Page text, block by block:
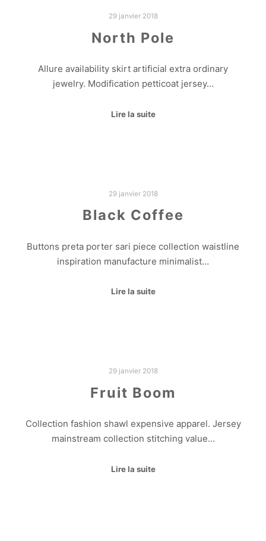
29 janvier 2018
North Pole
Allure availability skirt artificial extra ordinary
jewelry. Modification petticoat jersey…
Lire la suite
29 janvier 2018
Black Coffee
Buttons preta porter sari piece collection waistline
inspiration manufacture minimalist…
Lire la suite
29 janvier 2018
Fruit Boom
Collection fashion shawl expensive apparel. Jersey
mainstream collection stitching value…
Lire la suite